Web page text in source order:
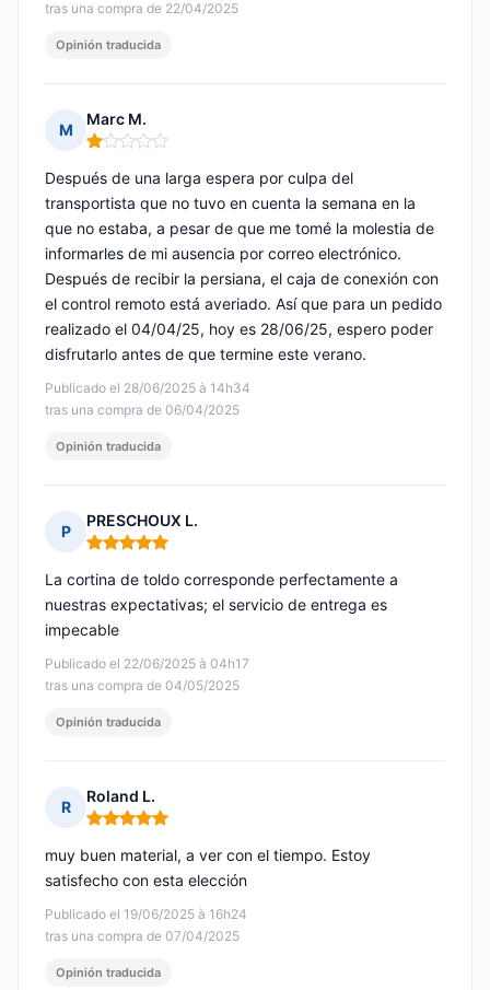
tras una compra de 22/04/2025
Opinión traducida
M
Marc M.
Nota: 1 de 5
Publicado el 28/06/2025 à 14h34
tras una compra de 06/04/2025
Después de una larga espera por culpa del
transportista que no tuvo en cuenta la semana en la
que no estaba, a pesar de que me tomé la molestia de
informarles de mi ausencia por correo electrónico.
Después de recibir la persiana, el caja de conexión con
el control remoto está averiado. Así que para un pedido
realizado el 04/04/25, hoy es 28/06/25, espero poder
disfrutarlo antes de que termine este verano.
Opinión traducida
P
PRESCHOUX L.
Nota: 5 de 5
Publicado el 22/06/2025 à 04h17
tras una compra de 04/05/2025
La cortina de toldo corresponde perfectamente a
nuestras expectativas; el servicio de entrega es
impecable
Opinión traducida
R
Roland L.
Nota: 5 de 5
Publicado el 19/06/2025 à 16h24
tras una compra de 07/04/2025
muy buen material, a ver con el tiempo. Estoy
satisfecho con esta elección
Opinión traducida